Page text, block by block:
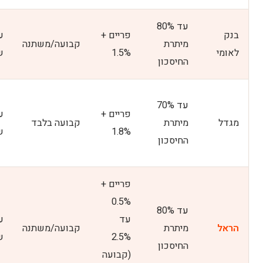
בנק
לאומי
עד 80%
מיתרת
החיסכון
פריים +
1.5%
קבועה/משתנה
מגדל
עד 70%
מיתרת
החיסכון
פריים +
1.8%
קבועה בלבד
הראל
עד 80%
מיתרת
החיסכון
פריים +
0.5%
עד
2.5%
(קבועה
קבועה/משתנה